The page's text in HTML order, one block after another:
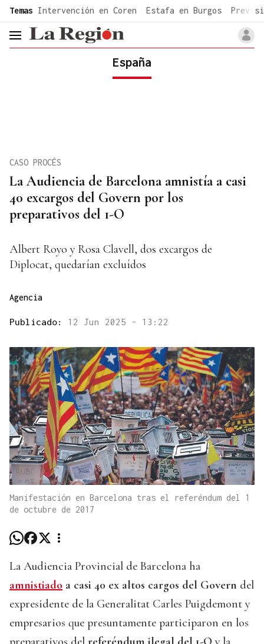
common.go-to-content
Temas Intervención en Coren Estafa en Burgos
header.menu.open
España
La Audiencia de Barcelona amnistía a casi
40 excargos del Govern por los
preparativos del 1-O
CASO PROCÉS
Albert Royo y Rosa Clavell, dos excargos de
Diplocat, quedarían excluídos
Agencia
Publicado: 12 Jun 2025 - 13:22
Manifestación en Barcelona tras el referéndum del 1
de octubre de 2017
La Audiencia Provincial de Barcelona ha
amnistiado a casi 40 ex altos cargos del Govern del
expresidente de la Generalitat Carles Puigdemont y
empresarios que presuntamente participaron en los